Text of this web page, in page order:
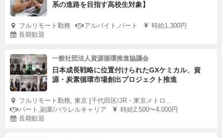
系の進路を目指す高校生対象】
フルリモート勤務 アルバイト,パート
時給1,300円
長期歓迎
一般社団法人資源循環推進協議会
日本成長戦略に位置付けられたGXケミカル、資
源・炭素循環市場創出プロジェクト推進
フルリモート勤務, 東京 [千代田区/JR・東京メトロ...
パート,副業/パラレルキャリア
時給2,500〜4,000円
長期歓迎